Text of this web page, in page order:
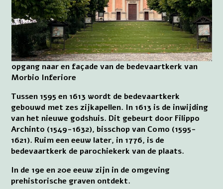
opgang naar en façade van de bedevaartkerk van
Morbio Inferiore
Tussen 1595 en 1613 wordt de bedevaartkerk
gebouwd met zes zijkapellen. In 1613 is de inwijding
van het nieuwe godshuis. Dit gebeurt door Filippo
Archinto (1549-1632), bisschop van Como (1595-
1621). Ruim een eeuw later, in 1776, is de
bedevaartkerk de parochiekerk van de plaats.
In de 19e en 20e eeuw zijn in de omgeving
prehistorische graven ontdekt.